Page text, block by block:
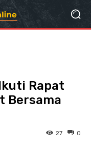
Rapat
Bersama
0
27